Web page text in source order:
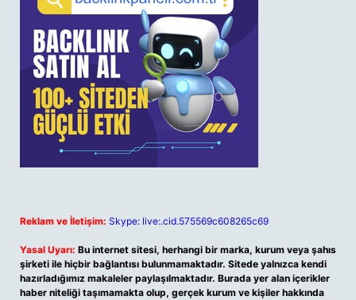
Reklam ve İletişim: Skype: live:.cid.575569c608265c69
Yasal Uyarı: Bu internet sitesi, herhangi bir marka, kurum veya şahıs
şirketi ile hiçbir bağlantısı bulunmamaktadır. Sitede yalnızca kendi
hazırladığımız makaleler paylaşılmaktadır. Burada yer alan içerikler
haber niteliği taşımamakta olup, gerçek kurum ve kişiler hakkında